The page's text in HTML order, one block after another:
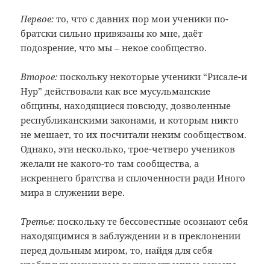
Первое:то, что с давних пор мои ученики по-
братски сильно привязаны ко мне, даёт
подозрение, что мы – некое сообщество.
Второе: поскольку некоторые ученики “Рисале-и
Нур” действовали как все мусульманские
общины, находящиеся повсюду, дозволенные
республиканскими законами, и которым никто
не мешает, то их посчитали неким сообществом.
Однако, эти несколько, трое-четверо учеников
желали не какого-то там сообщества, а
искреннего братства и сплоченности ради Иного
мира в служении вере.
Третье: поскольку те бессовестные осознают себя
находящимися в заблуждении и в преклонении
перед дольным миром, то, найдя для себя